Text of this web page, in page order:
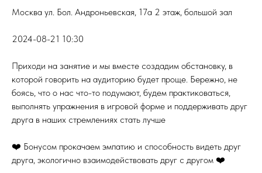
Москва ул. Бол. Андроньевская, 17а 2 этаж, большой зал
2024-08-21 10:30
Приходи на занятие и мы вместе создадим обстановку, в
которой говорить на аудиторию будет проще. Бережно, не
боясь, что о нас что-то подумают, будем практиковаться,
выполнять упражнения в игровой форме и поддерживать друг
друга в наших стремлениях стать лучше
❤️ Бонусом прокачаем эмпатию и способность видеть друг
друга, экологично взаимодействовать друг с другом ❤️